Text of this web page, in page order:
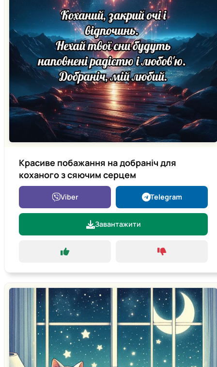
Красиве побажання на добраніч для
коханого з сяючим серцем
Viber Telegram
Завантажити